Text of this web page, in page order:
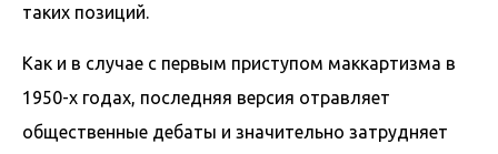
таких позиций.
Как и в случае с первым приступом маккартизма в
1950-х годах, последняя версия отравляет
общественные дебаты и значительно затрудняет